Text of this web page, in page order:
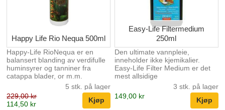
Happy Life Rio Nequa 500ml
Happy-Life RioNequa er en
balansert blanding av verdifulle
huminsyrer og tanniner fra
catappa blader, or m.m.
RioNequa styrker fiskenes
immunsystem på en naturlig
måte. Styrkingen av kroppens
egen motstandskraft bidrar til
5 stk. på lager
229,00 kr
114,50 kr
Easy-Life Filtermedium
250ml
Den ultimate vannpleie,
inneholder ikke kjemikalier.
Easy-Life Filter Medium er det
mest allsidige
vannpleieproduktet på
markedet. Den kan brukes til å
gjøre vannet krystallklart. Den
brukes både som tilberedning
3 stk. på lager
149,00 kr